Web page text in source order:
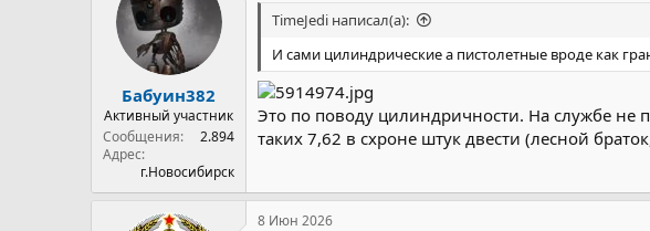
и
Бабуин382
Активный участник
Сообщения
2.894
Адрес
г.Новосибирск
TimeJedi написал(а):
И сами цилиндрические а пистолетные вроде как
Это по поводу цилиндричности. На службе не
таких 7,62 в схроне штук двести (лесной
8 Июн 2026